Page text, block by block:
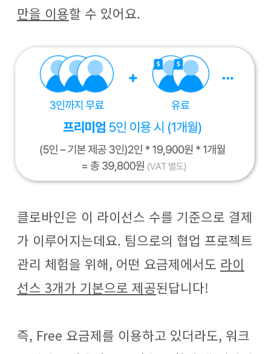
만을 이용할 수 있어요.
클로바인은 이 라이선스 수를 기준으로 결제
가 이루어지는데요. 팀으로의 협업 프로젝트
관리 체험을 위해, 어떤 요금제에서도 라이
선스 3개가 기본으로 제공된답니다!
즉, Free 요금제를 이용하고 있더라도, 워크